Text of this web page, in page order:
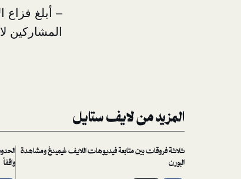
– أبلغ فزاع
المشاركين
المزيد من لايف ستايل
ثلاثة فروقات بين متابعة فيديوهات اللايف غيمينغ ومشاهدة
البورن
واقفاً